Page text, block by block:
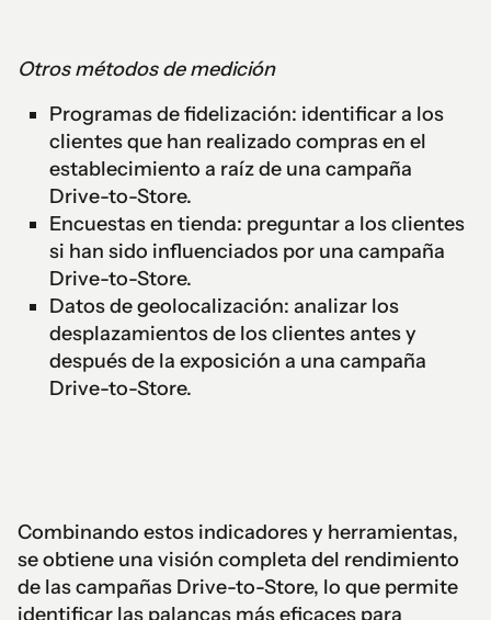
Otros métodos de medición
Programas de fidelización: identificar a los
clientes que han realizado compras en el
establecimiento a raíz de una campaña
Drive-to-Store.
Encuestas en tienda: preguntar a los clientes
si han sido influenciados por una campaña
Drive-to-Store.
Datos de geolocalización: analizar los
desplazamientos de los clientes antes y
después de la exposición a una campaña
Drive-to-Store.
Combinando estos indicadores y herramientas,
se obtiene una visión completa del rendimiento
de las campañas Drive-to-Store, lo que permite
identificar las palancas más eficaces para